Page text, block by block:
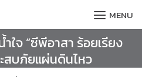
MENU
ใจ “ซีพีอาสา ร้อยเรียง
สบภัยแผ่นดินไหว